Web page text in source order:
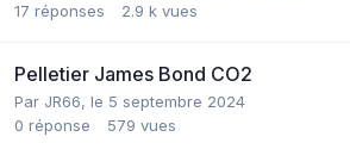
17 réponses 2.9 k vues
Pelletier James Bond CO2
Par JR66, le 5 septembre 2024
0 réponse 579 vues